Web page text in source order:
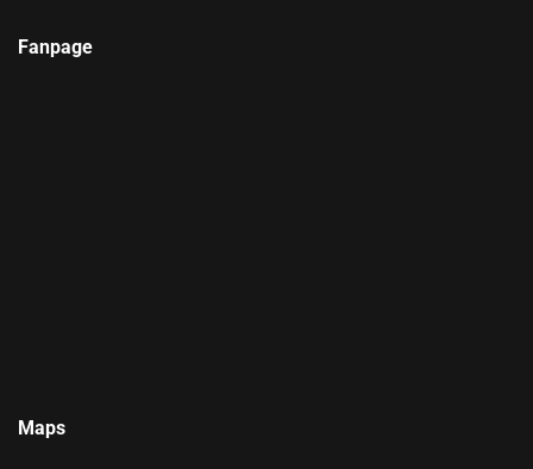
Fanpage
Maps